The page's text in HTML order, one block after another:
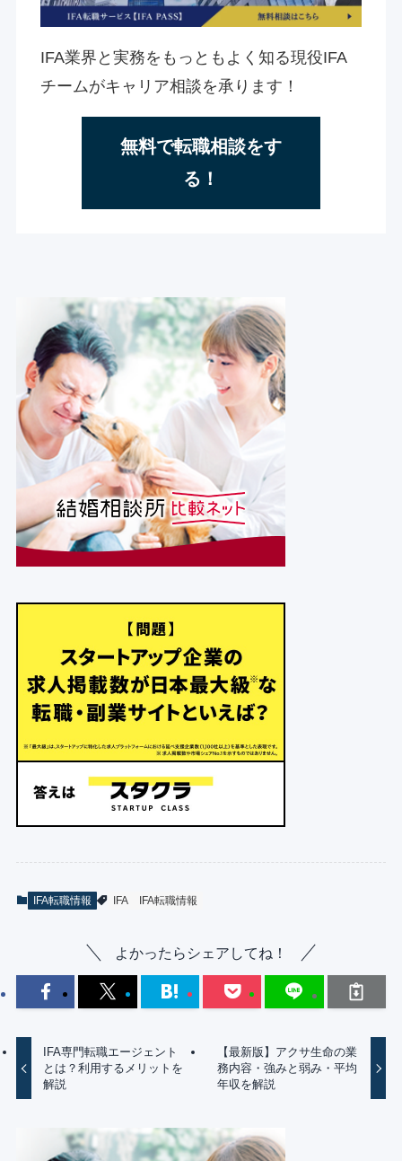
IFA業界と実務をもっともよく知る現役IFA
チームがキャリア相談を承ります！
無料で転職相談をす
る！
IFA転職情報 IFA IFA転職情報
よかったらシェアしてね！
IFA専門転職エージェント
とは？利用するメリットを
解説
【最新版】アクサ生命の業
務内容・強みと弱み・平均
年収を解説